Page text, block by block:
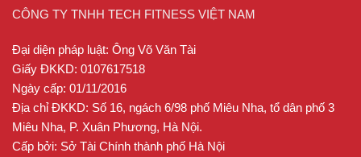
CÔNG TY TNHH TECH FITNESS VIỆT NAM
Đại diện pháp luật: Ông Võ Văn Tài
Giấy ĐKKD: 0107617518
Ngày cấp: 01/11/2016
Địa chỉ ĐKKD: Số 16, ngách 6/98 phố Miêu Nha, tổ dân phố 3
Miêu Nha, P. Xuân Phương, Hà Nội.
Cấp bởi: Sở Tài Chính thành phố Hà Nội